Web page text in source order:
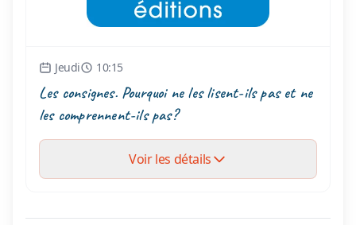
Jeudi 10:15
Les consignes. Pourquoi ne les lisent-ils pas et ne
les comprennent-ils pas?
Voir les détails